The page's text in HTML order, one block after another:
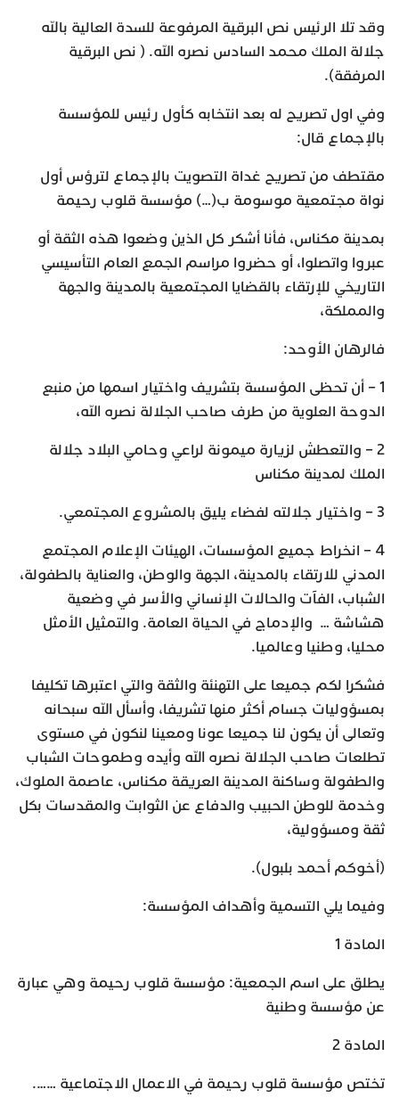
وقد تلا الرئيس نص البرقية المرفوعة للسدة العالية بالله
جلالة الملك محمد السادس نصره الله. ( نص البرقية
المرفقة).
وفي اول تصريح له بعد انتخابه كأول رئيس للمؤسسة
بالإجماع قال:
مقتطف من تصريح غداة التصويت بالإجماع لترؤس أول
نواة مجتمعية موسومة ب(…) مؤسسة قلوب رحيمة
بمدينة مكناس، فأنا أشكر كل الذين وضعوا هذه الثقة أو
عبروا واتصلوا، أو حضروا مراسم الجمع العام التأسيسي
التاريخي للإرتقاء بالقضايا المجتمعية بالمدينة والجهة
والمملكة،
فالرهان الأوحد:
1 – أن تحظى المؤسسة بتشريف واختيار اسمها من منبع
الدوحة العلوية من طرف صاحب الجلالة نصره الله،
2 – والتعطش لزيارة ميمونة لراعي وحامي البلاد جلالة
الملك لمدينة مكناس
3 – واختيار جلالته لفضاء يليق بالمشروع المجتمعي.
4 – انخراط جميع المؤسسات، الهيئات الإعلام المجتمع
المدني للارتقاء بالمدينة، الجهة والوطن، والعناية بالطفولة،
الشباب، الفآت والحالات الإنساني والأسر في وضعية
هشاشة … والإدماج في الحياة العامة. والتمثيل الأمثل
محليا، وطنيا وعالميا.
فشكرا لكم جميعا على التهنئة والثقة والتي اعتبرها تكليفا
بمسؤوليات جسام أكثر منها تشريفا، وأسأل الله سبحانه
وتعالى أن يكون لنا جميعا عونا ومعينا لنكون في مستوى
تطلعات صاحب الجلالة نصره الله وأيده وطموحات الشباب
والطفولة وساكنة المدينة العريقة مكناس، عاصمة الملوك،
وخدمة للوطن الحبيب والدفاع عن الثوابت والمقدسات بكل
ثقة ومسؤولية،
(أخوكم أحمد بلبول).
وفيما يلي التسمية وأهداف المؤسسة:
المادة 1
يطلق على اسم الجمعية: مؤسسة قلوب رحيمة وهي عبارة
عن مؤسسة وطنية
المادة 2
تختص مؤسسة قلوب رحيمة في الاعمال الاجتماعية …….